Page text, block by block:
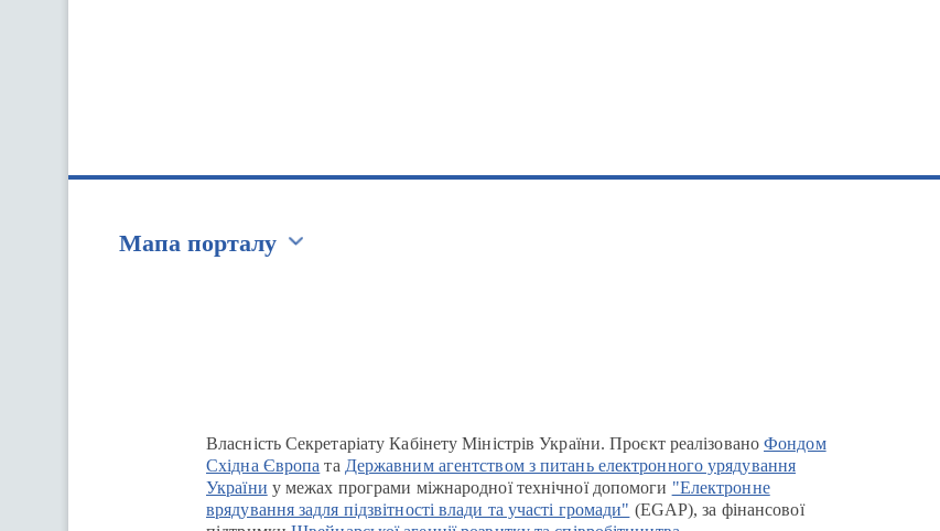
Мапа порталу
Власність Секретаріату Кабінету Міністрів України. Проєкт реалізованоФондом
Східна Європа та Державним агентством з питань електронного урядування
України у межах програми міжнародної технічної допомоги "Електронне
врядування задля підзвітності влади та участі громади" (EGAP), за фінансової